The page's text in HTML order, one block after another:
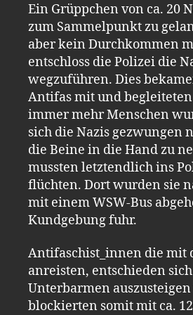
Ein Grüppchen von ca. 20
zum Sammelpunkt zu
aber kein Durchkommen
entschloss die Polizei die
wegzuführen. Dies
Antifas mit und begleiteten
immer mehr Menschen
sich die Nazis gezwungen
die Beine in die Hand zu
mussten letztendlich ins
flüchten. Dort wurden sie
mit einem WSW-Bus
Kundgebung fuhr.
Antifaschist_innen die mit
anreisten, entschieden
Unterbarmen
blockierten somit mit ca.